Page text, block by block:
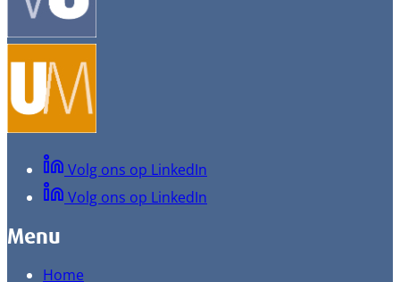
Volg ons op LinkedIn
Volg ons op LinkedIn
Menu
Home